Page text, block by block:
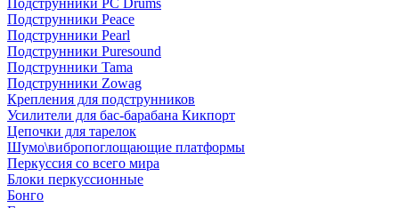
Подструнники PC Drums
Подструнники Peace
Подструнники Pearl
Подструнники Puresound
Подструнники Tama
Подструнники Zowag
Крепления для подструнников
Усилители для бас-барабана Кикпорт
Цепочки для тарелок
Шумо\вибропоглощающие платформы
Перкуссия со всего мира
Блоки перкуссионные
Бонго